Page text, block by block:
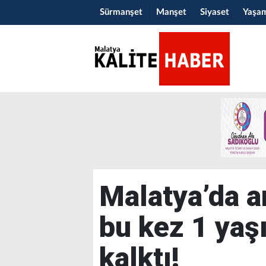
Sürmanşet Manşet Siyaset
Malatya’da
bu kez 1
kalktı!